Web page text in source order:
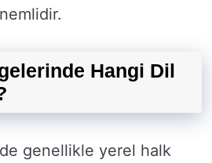
Hangi Dil
genellikle yerel halk